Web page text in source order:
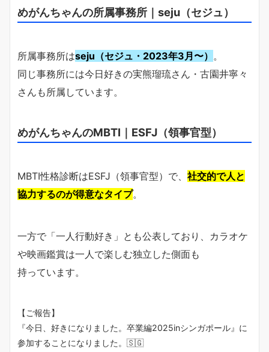
めがんちゃんの所属事務所｜seju（セジュ）
所属事務所はseju（セジュ・2023年3月〜） 。
同じ事務所には今日好きの実熊瑠琉さん・古園井寧々
さんも所属しています。
めがんちゃんのMBTI｜ESFJ（領事官型）
MBTI性格診断はESFJ（領事官型）で、 社交的で人と
協力するのが得意なタイプ。
一方で「一人行動好き」とも公表しており、カラオケ
や映画鑑賞は一人で楽しむ独立した側面も
持っています。
【ご報告】
『今日、好きになりました。卒業編2025inシンガポール』に
参加することになりました。🇸🇬